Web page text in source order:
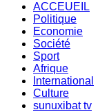
ACCEUEIL
Politique
Economie
Société
Sport
Afrique
International
Culture
sunuxibat tv